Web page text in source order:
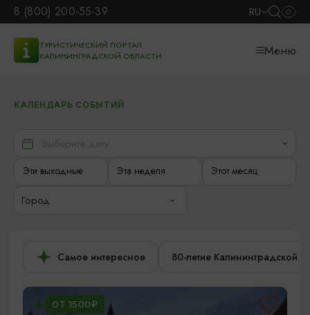
8 (800) 200-55-39 RU
ТУРИСТИЧЕСКИЙ ПОРТАЛ
КАЛИНИНГРАДСКОЙ ОБЛАСТИ
Меню
КАЛЕНДАРЬ СОБЫТИЙ
Эти выходные Эта неделя Этот месяц
Город
Самое интересное 80-летие Калининградской
ОТ 1500₽